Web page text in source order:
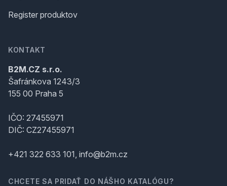
Register produktov
KONTAKT
B2M.CZ s.r.o.
Šafránkova 1243/3
155 00 Praha 5
IČO: 27455971
DIČ: CZ27455971
+421 322 633 101, info@b2m.cz
CHCETE SA PRIDAŤ DO NÁŠHO KATALÓGU?